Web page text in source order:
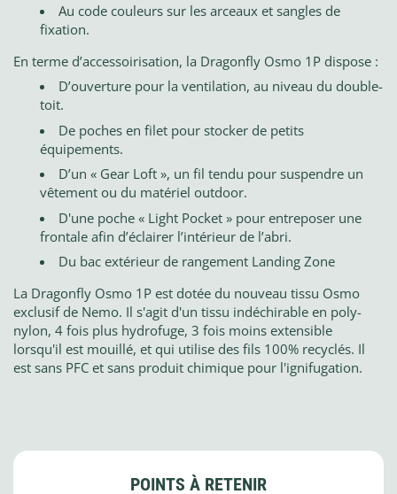
Au code couleurs sur les arceaux et sangles de
fixation.
En terme d’accessoirisation, la Dragonfly Osmo 1P dispose :
D’ouverture pour la ventilation, au niveau du double-
toit.
De poches en filet pour stocker de petits
équipements.
D’un « Gear Loft », un fil tendu pour suspendre un
vêtement ou du matériel outdoor.
D'une poche « Light Pocket » pour entreposer une
frontale afin d’éclairer l’intérieur de l’abri.
Du bac extérieur de rangement Landing Zone
La Dragonfly Osmo 1P est dotée du nouveau tissu Osmo
exclusif de Nemo. Il s'agit d'un tissu indéchirable en poly-
nylon, 4 fois plus hydrofuge, 3 fois moins extensible
lorsqu'il est mouillé, et qui utilise des fils 100% recyclés. Il
est sans PFC et sans produit chimique pour l'ignifugation.
POINTS À RETENIR